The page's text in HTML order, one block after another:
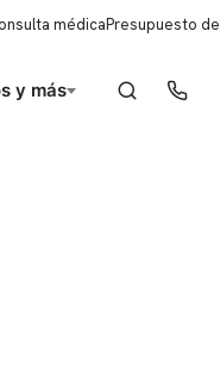
médicaPresupuesto
y más